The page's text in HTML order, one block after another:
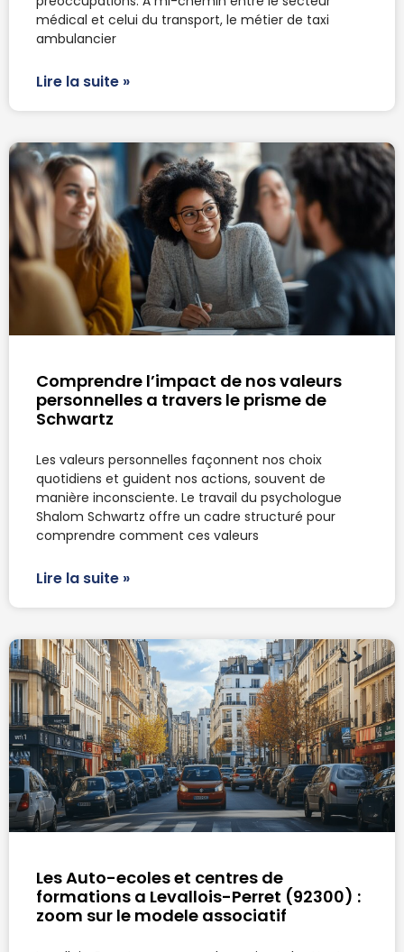
médical et celui du transport, le métier de taxi
ambulancier
Lire la suite »
Comprendre l’impact de nos valeurs
personnelles a travers le prisme de
Schwartz
Les valeurs personnelles façonnent nos choix
quotidiens et guident nos actions, souvent de
manière inconsciente. Le travail du psychologue
Shalom Schwartz offre un cadre structuré pour
comprendre comment ces valeurs
Lire la suite »
Les Auto-ecoles et centres de
formations a Levallois-Perret (92300) :
zoom sur le modele associatif